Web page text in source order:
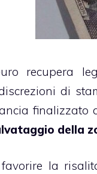
recupera
di
finalizzato
della
la